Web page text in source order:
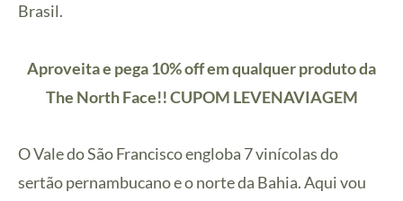
Brasil.
Aproveita e pega 10% off em qualquer produto da
The North Face!! CUPOM LEVENAVIAGEM
O Vale do São Francisco engloba 7 vinícolas do
sertão pernambucano e o norte da Bahia. Aqui vou